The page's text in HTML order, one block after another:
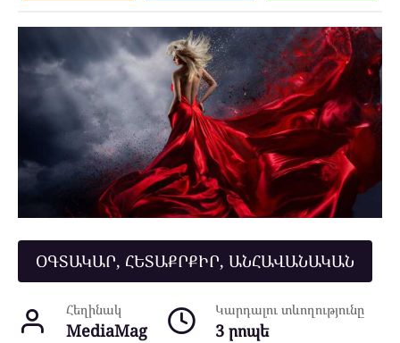
ՕԳՏԱԿԱՐ, ՀԵՏԱՔՐՔԻՐ, ԱՆՀԱՎԱՆԱԿԱՆ
Հեղինակ
MediaMag
Կարդալու տևողությունը
3 րոպե